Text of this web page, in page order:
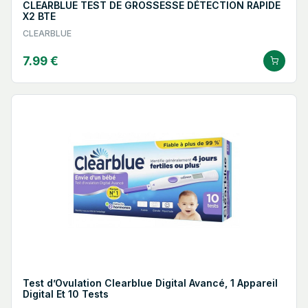
CLEARBLUE TEST DE GROSSESSE DÉTECTION RAPIDE
X2 BTE
CLEARBLUE
7.99 €
Test d’Ovulation Clearblue Digital Avancé, 1 Appareil
Digital Et 10 Tests